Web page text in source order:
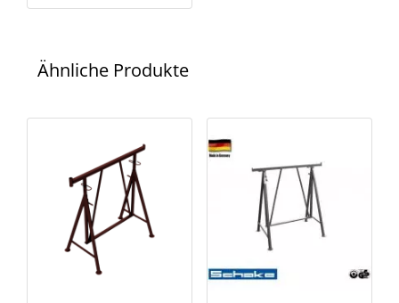
Ähnliche Produkte